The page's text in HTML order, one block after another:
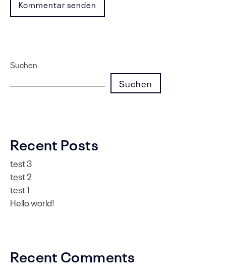
Suchen
Suchen
Recent Posts
test 3
test 2
test 1
Hello world!
Recent Comments